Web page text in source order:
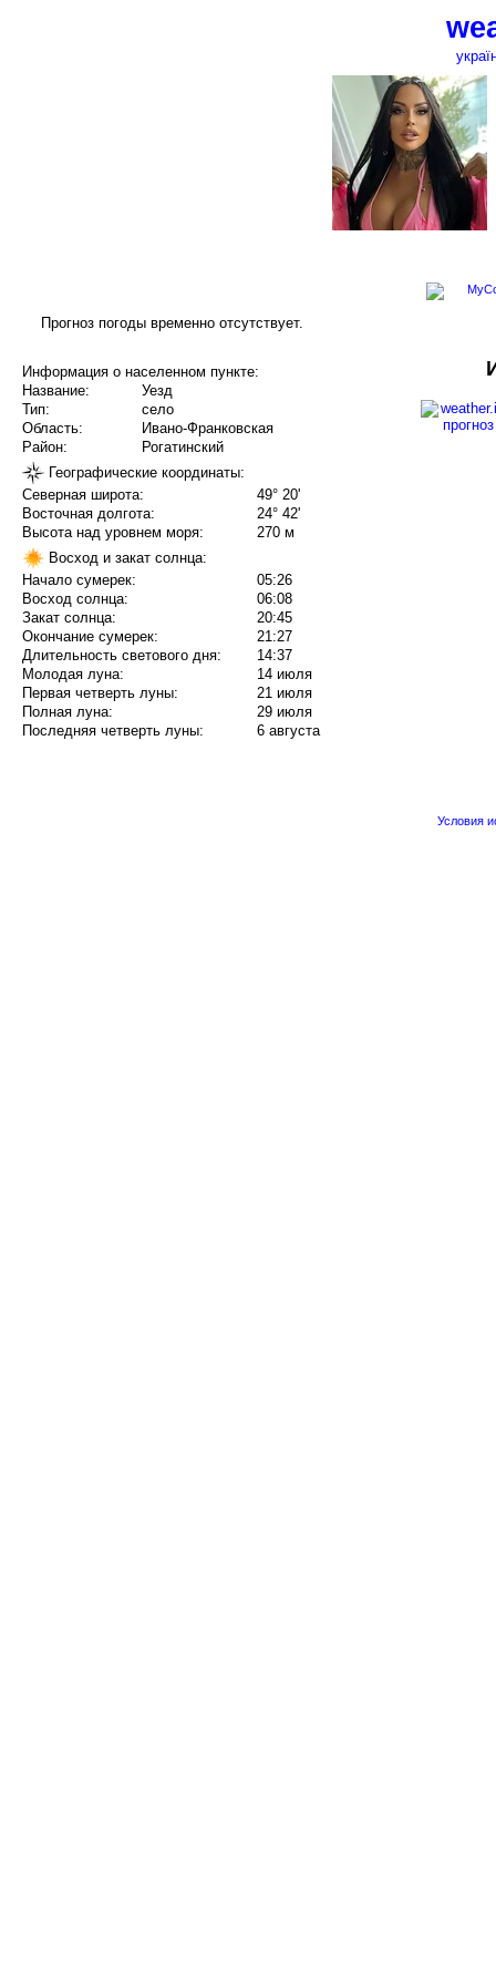
Прогноз погоды временно отсутствует.
Информация о населенном пункте:
Название:
Уезд
Тип:
село
Область:
Ивано-Франковская
Район:
Рогатинский
Географические координаты:
Северная широта:
49° 20'
Восточная долгота:
24° 42'
Высота над уровнем моря:
270 м
Восход и закат солнца:
Начало сумерек:
05:26
Восход солнца:
06:08
Закат солнца:
20:45
Окончание сумерек:
21:27
Длительность светового дня:
14:37
Молодая луна:
14 июля
Первая четверть луны:
21 июля
Полная луна:
29 июля
Последняя четверть луны:
6 августа
Условия